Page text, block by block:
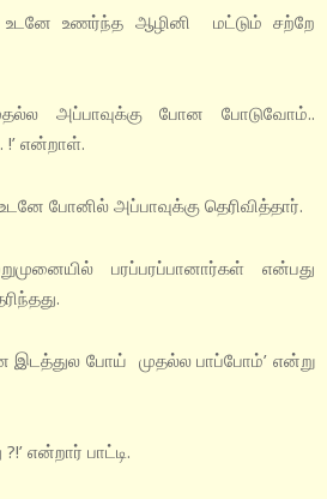
உடனே உணர்ந்த ஆழினி மட்டும் சற்றே
அப்பாவுக்கு போன போடுவோம்..
என்றாள்.
போனில் அப்பாவுக்கு தெரிவித்தார்.
பரப்பரப்பானார்கள் என்பது
இடத்துல போய் முதல்ல பாப்போம்’ என்று
என்றார் பாட்டி.